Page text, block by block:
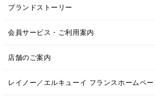
ブランドストーリー
会員サービス・ご利用案内
店舗のご案内
レイノー／エルキューイ フランスホームペー